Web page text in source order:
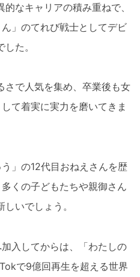
なキャリアの積み重ねで、
」のてれび戦士としてデビ
た。
さで人気を集め、卒業後も女
て着実に実力を磨いてきま
」の12代目おねえさんを歴
くの子どもたちや親御さん
いでしょう。
入してからは、「わたしの
で9億回再生を超える世界